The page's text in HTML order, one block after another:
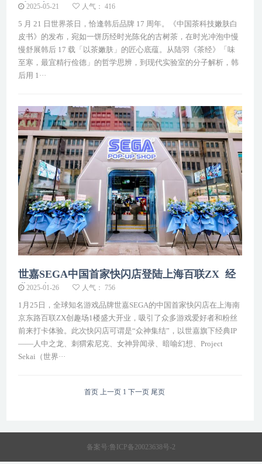
破局之···
2025-05-21 人气： 416
5 月 21 日世界茶日，恰逢韩后品牌 17 周年。《中国茶科技嫩肤白
皮书》的发布，宛如一饼历经时光陈化的古树茶，在时光冲泡中慢
慢舒展韩后 17 载「以茶嫩肤」的匠心底蕴。从陆羽《茶经》「味
至寒，最宜精行俭德」的哲学思辨，到现代实验室的分子解析，韩
后用 1···
世嘉SEGA中国首家快闪店登陆上海百联ZX 经
典游戏I···
2025-01-26 人气： 756
1月25日，全球知名游戏品牌世嘉SEGA的中国首家快闪店在上海南
京东路百联ZX创趣场1楼盛大开业，吸引了众多游戏爱好者和粉丝
前来打卡体验。此次快闪店可谓是“众神集结”，以世嘉旗下经典IP
——人中之龙、刺猬索尼克、女神异闻录、暗喻幻想、Project
Sekai（世界···
首页 上一页 1 下一页 尾页
备案号:鲁ICP备20023638号-2